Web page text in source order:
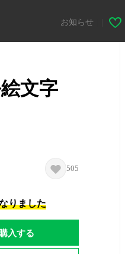
お知らせ
文字
505
りました
入する